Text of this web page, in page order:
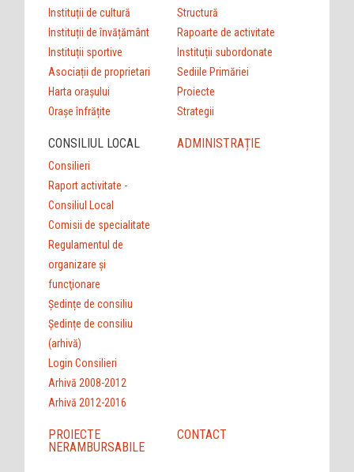
Instituții de cultură
Instituții de învățământ
Instituții sportive
Asociații de proprietari
Harta orașului
Orașe înfrățite
Structură
Rapoarte de activitate
Instituții subordonate
Sediile Primăriei
Proiecte
Strategii
CONSILIUL LOCAL
Consilieri
Raport activitate -
Consiliul Local
Comisii de specialitate
Regulamentul de
organizare şi
funcţionare
Ședințe de consiliu
Ședințe de consiliu
(arhivă)
Login Consilieri
Arhivă 2008-2012
Arhivă 2012-2016
ADMINISTRAȚIE
PROIECTE
NERAMBURSABILE
CONTACT